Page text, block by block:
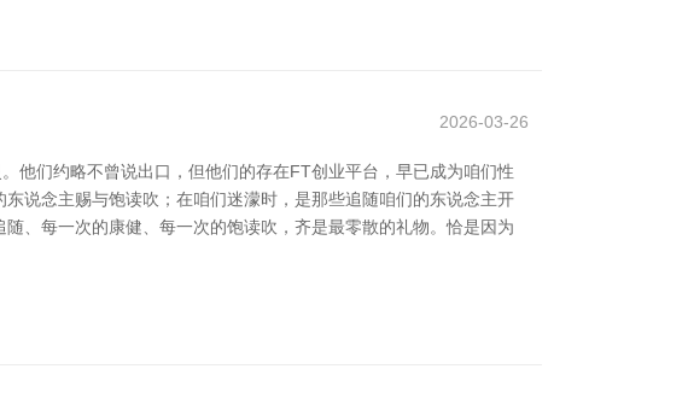
2026-03-26
他们约略不曾说出口，但他们的存在FT创业平台，早已成为咱们性
说念主赐与饱读吹；在咱们迷濛时，是那些追随咱们的东说念主开
、每一次的康健、每一次的饱读吹，齐是最零散的礼物。恰是因为